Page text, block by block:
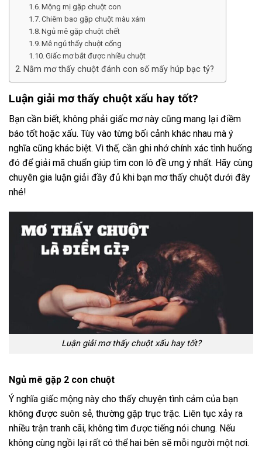
Mộng mị gặp chuột con
Chiêm bao gặp chuột màu xám
Ngủ mê gặp chuột chết
Mê ngủ thấy chuột cống
Giấc mơ bắt được nhiều chuột
Nằm mơ thấy chuột đánh con số mấy húp bạc tỷ?
Luận giải mơ thấy chuột xấu hay tốt?
Bạn cần biết, không phải giấc mơ này cũng mang lại điềm
báo tốt hoặc xấu. Tùy vào từng bối cảnh khác nhau mà ý
nghĩa cũng khác biệt. Vì thế, cần ghi nhớ chính xác tình huống
đó để giải mã chuẩn giúp tìm con lô đề ưng ý nhất. Hãy cùng
chuyên gia luận giải đầy đủ khi bạn mơ thấy chuột dưới đây
nhé!
Luận giải mơ thấy chuột xấu hay tốt?
Ngủ mê gặp 2 con chuột
Ý nghĩa giấc mộng này cho thấy chuyện tình cảm của bạn
không được suôn sẻ, thường gặp trục trặc. Liên tục xảy ra
nhiều trận tranh cãi, không tìm được tiếng nói chung. Nếu
không cùng ngồi lại rất có thể hai bên sẽ mỗi người một nơi.